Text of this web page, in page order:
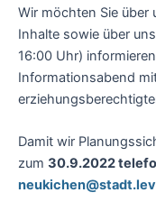
Wir möchten Sie über
Inhalte sowie über
16:00 Uhr)
Informationsabend
Damit wir
zum 30.9.2022